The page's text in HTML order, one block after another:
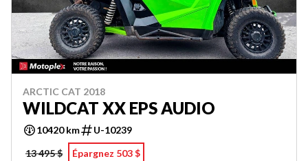
ARCTIC CAT 2018
WILDCAT XX EPS AUDIO
10420 km
U-10239
13 495 $
Épargnez 503 $